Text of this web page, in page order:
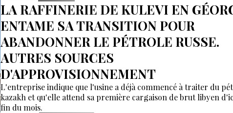
LA RAFFINERIE DE KULEVI EN
ENTAME SA TRANSITION POUR
ABANDONNER LE PÉTROLE RUSSE.
AUTRES SOURCES
D'APPROVISIONNEMENT
L'entreprise indique que l'usine a déjà commencé à traiter du
kazakh et qu'elle attend sa première cargaison de brut libyen
fin du mois.